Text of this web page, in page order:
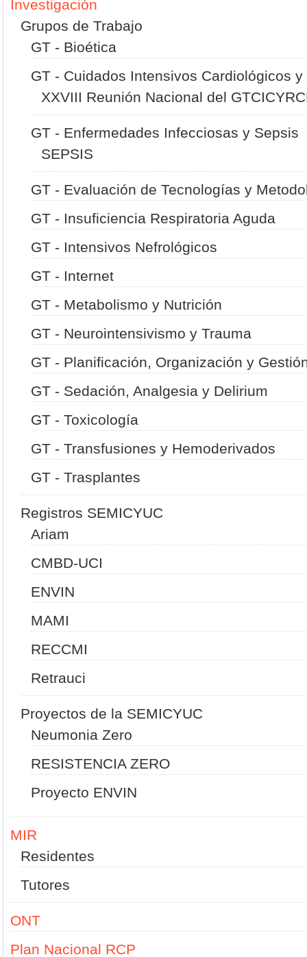
Investigación
Grupos de Trabajo
GT - Bioética
GT - Cuidados Intensivos Cardiológicos y
XXVIII Reunión Nacional del
GT - Enfermedades Infecciosas y Sepsis
SEPSIS
GT - Evaluación de Tecnologías y
GT - Insuficiencia Respiratoria Aguda
GT - Intensivos Nefrológicos
GT - Internet
GT - Metabolismo y Nutrición
GT - Neurointensivismo y Trauma
GT - Planificación, Organización y
GT - Sedación, Analgesia y Delirium
GT - Toxicología
GT - Transfusiones y Hemoderivados
GT - Trasplantes
Registros SEMICYUC
Ariam
CMBD-UCI
ENVIN
MAMI
RECCMI
Retrauci
Proyectos de la SEMICYUC
Neumonia Zero
RESISTENCIA ZERO
Proyecto ENVIN
MIR
Residentes
Tutores
ONT
Plan Nacional RCP